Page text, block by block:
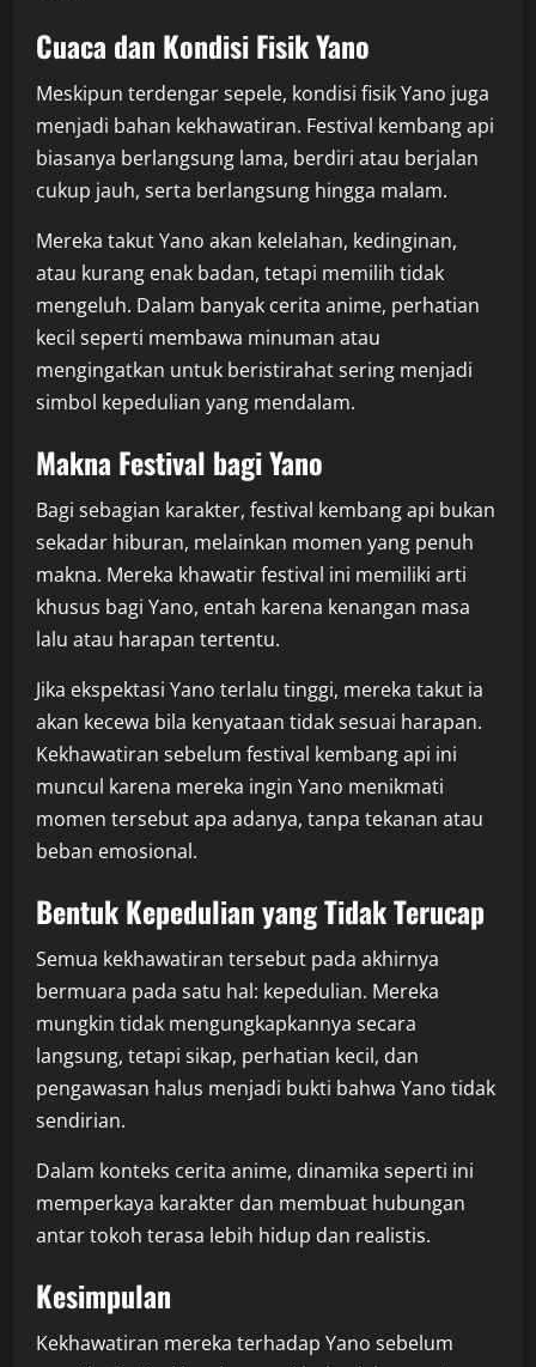
Cuaca dan Kondisi Fisik Yano
Meskipun terdengar sepele, kondisi fisik Yano juga
menjadi bahan kekhawatiran. Festival kembang api
biasanya berlangsung lama, berdiri atau berjalan
cukup jauh, serta berlangsung hingga malam.
Mereka takut Yano akan kelelahan, kedinginan,
atau kurang enak badan, tetapi memilih tidak
mengeluh. Dalam banyak cerita anime, perhatian
kecil seperti membawa minuman atau
mengingatkan untuk beristirahat sering menjadi
simbol kepedulian yang mendalam.
Makna Festival bagi Yano
Bagi sebagian karakter, festival kembang api bukan
sekadar hiburan, melainkan momen yang penuh
makna. Mereka khawatir festival ini memiliki arti
khusus bagi Yano, entah karena kenangan masa
lalu atau harapan tertentu.
Jika ekspektasi Yano terlalu tinggi, mereka takut ia
akan kecewa bila kenyataan tidak sesuai harapan.
Kekhawatiran sebelum festival kembang api ini
muncul karena mereka ingin Yano menikmati
momen tersebut apa adanya, tanpa tekanan atau
beban emosional.
Bentuk Kepedulian yang Tidak Terucap
Semua kekhawatiran tersebut pada akhirnya
bermuara pada satu hal: kepedulian. Mereka
mungkin tidak mengungkapkannya secara
langsung, tetapi sikap, perhatian kecil, dan
pengawasan halus menjadi bukti bahwa Yano tidak
sendirian.
Dalam konteks cerita anime, dinamika seperti ini
memperkaya karakter dan membuat hubungan
antar tokoh terasa lebih hidup dan realistis.
Kesimpulan
Kekhawatiran mereka terhadap Yano sebelum